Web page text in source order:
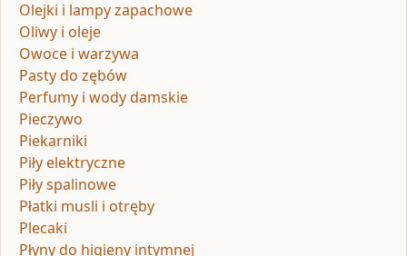
Olejki i lampy zapachowe
Oliwy i oleje
Owoce i warzywa
Pasty do zębów
Perfumy i wody damskie
Pieczywo
Piekarniki
Piły elektryczne
Piły spalinowe
Płatki musli i otręby
Plecaki
Płyny do higieny intymnej